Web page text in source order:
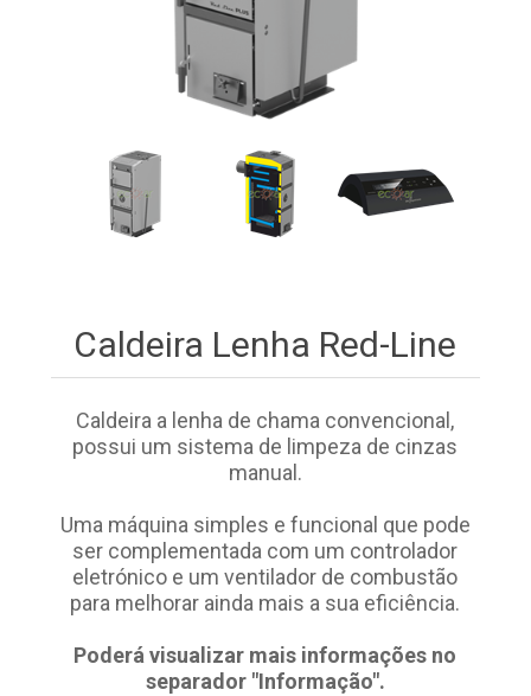
Caldeira Lenha Red-Line
Caldeira a lenha de chama convencional,
possui um sistema de limpeza de cinzas
manual.
Uma máquina simples e funcional que pode
ser complementada com um controlador
eletrónico e um ventilador de combustão
para melhorar ainda mais a sua eficiência.
Poderá visualizar mais informações no
separador "Informação".